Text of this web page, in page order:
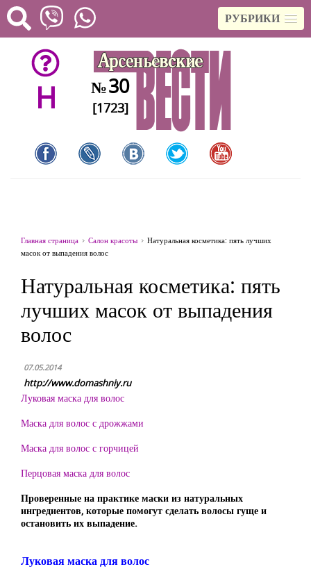
РУБРИКИ
H №30
[1723]
Главная страница Салон красоты
Натуральная косметика: пять лучших
масок от выпадения волос
Натуральная косметика: пять
лучших масок от выпадения
волос
07.05.2014
http://www.domashniy.ru
Луковая маска для волос
Маска для волос с дрожжами
Маска для волос с горчицей
Перцовая маска для волос
Проверенные на практике маски из натуральных
ингредиентов, которые помогут сделать волосы гуще и
остановить их выпадение.
Луковая маска для волос